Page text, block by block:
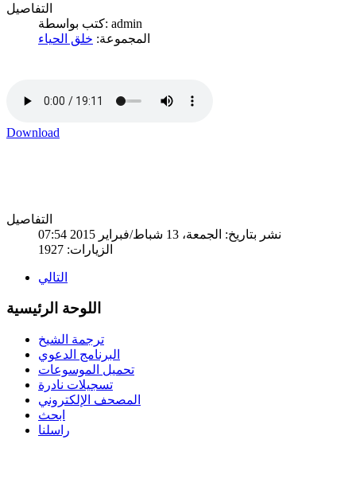
التفاصيل
كتب بواسطة: admin
المجموعة: خلق الحياء
Download
التفاصيل
نشر بتاريخ: الجمعة، 13 شباط/فبراير 2015 07:54
الزيارات: 1927
التالي
اللوحة الرئيسية
ترجمة الشيخ
البرنامج الدعوي
تحميل الموسوعات
تسجيلات نادرة
المصحف الإلكتروني
ابحث
راسلنا